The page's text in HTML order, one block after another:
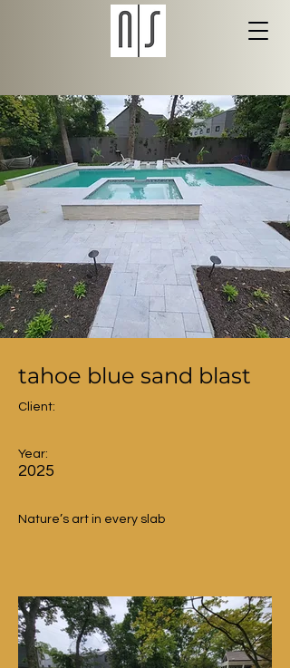
tahoe blue sand blast
Client:
Year:
2025
Nature’s art in every slab